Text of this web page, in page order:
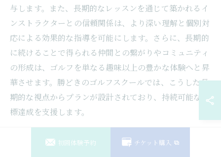
与します。また、長期的なレッスンを通じて築かれるイ
ンストラクターとの信頼関係は、より深い理解と個別対
応による効果的な指導を可能にします。さらに、長期的
に続けることで得られる仲間との繋がりやコミュニティ
の形成は、ゴルフを単なる趣味以上の豊かな体験へと昇
華させます。勝どきのゴルフスクールでは、こうした長
期的な視点からプランが設計されており、持続可能な目
標達成を支援します。
レッスン中に得られる付加価値とは
初回体験予約 チケット購入